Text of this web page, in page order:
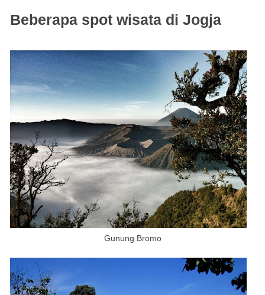
Beberapa spot wisata di Jogja
Gunung Bromo